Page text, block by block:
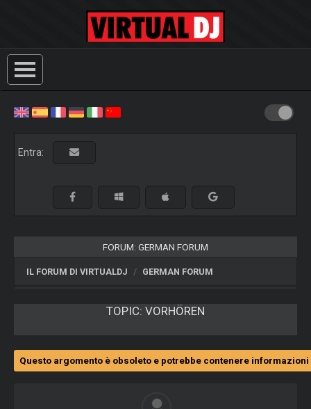
Entra:
FORUM: GERMAN FORUM
IL FORUM DI VIRTUALDJ GERMAN FORUM
TOPIC: VORHÖREN
Questo argomento è obsoleto e potrebbe contenere